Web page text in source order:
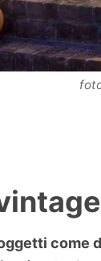
come